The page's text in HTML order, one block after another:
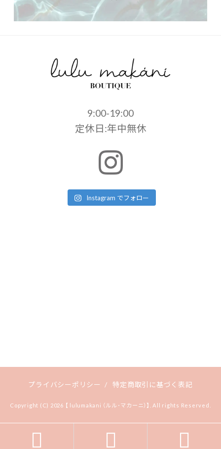
9:00-19:00
定休日:年中無休
Instagram でフォロー
プライバシーポリシー / 特定商取引に基づく表記
Copyright (C) 2026 【 lulumakani （ルル･マカーニ）】. All rights Reserved.
  